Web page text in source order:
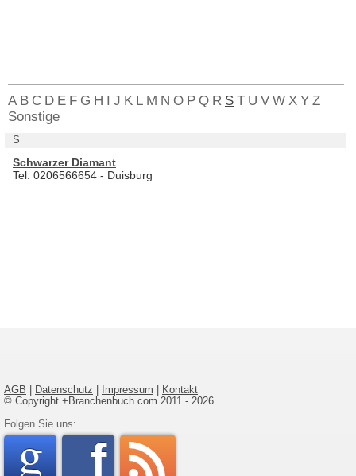
A B C D E F G H I J K L M N O P Q R S T U V W X Y Z
Sonstige
S
Schwarzer Diamant
Tel: 0206566654 - Duisburg
AGB Datenschutz Impressum
Kontakt
© Copyright +Branchenbuch.com 2011 - 2026
Folgen Sie uns:
google